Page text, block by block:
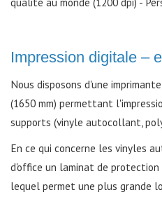
Impression digitale –
Nous disposons d'une
(1650 mm) permettant
supports (vinyle autocollant,
En ce qui concerne les vinyles
d'office un laminat de protection
lequel permet une plus grande